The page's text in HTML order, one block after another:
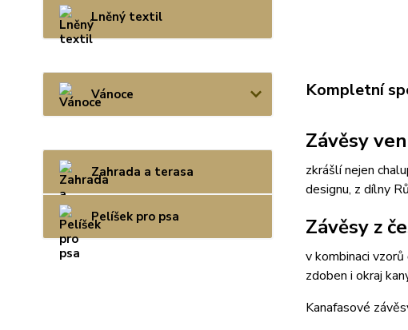
Lněný textil
Vánoce
Zahrada a terasa
Pelíšek pro psa
Kompletní
Závěsy
zkrášlí nejen
designu, z dílny
Závěsy z
v kombinaci vzorů
zdoben i okraj
Kanafasové